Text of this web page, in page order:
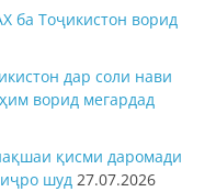
ба Тоҷикистон ворид
дар соли нави
ворид мегардад
қисми даромади
шуд 27.07.2026